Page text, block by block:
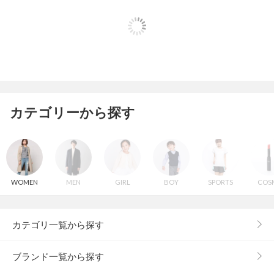
カテゴリーから探す
WOMEN MEN GIRL BOY SPORTS
カテゴリ一覧から探す
ブランド一覧から探す